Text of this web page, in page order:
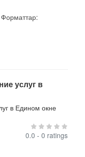
Форматтар:
услуг в
в Едином окне
0.0 - 0 ratings